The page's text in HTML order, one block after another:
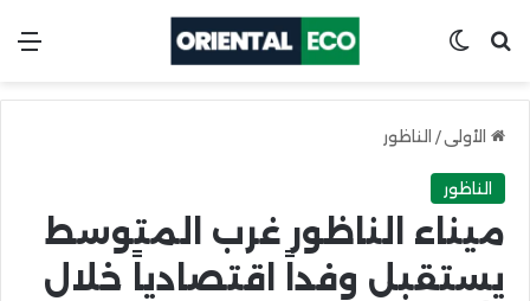
ابحث عنSwitch skin
الأولى / الناظور
الناظور
ميناء الناظور غرب المتوسط
يستقبل وفداً اقتصادياً خلال